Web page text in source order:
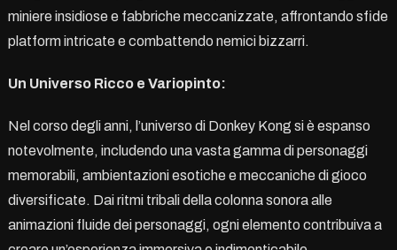
miniere insidiose e fabbriche meccanizzate, affrontando sfide
platform intricate e combattendo nemici bizzarri.
Un Universo Ricco e Variopinto:
Nel corso degli anni, l’universo di Donkey Kong si è espanso
notevolmente, includendo una vasta gamma di personaggi
memorabili, ambientazioni esotiche e meccaniche di gioco
diversificate. Dai ritmi tribali della colonna sonora alle
animazioni fluide dei personaggi, ogni elemento contribuiva a